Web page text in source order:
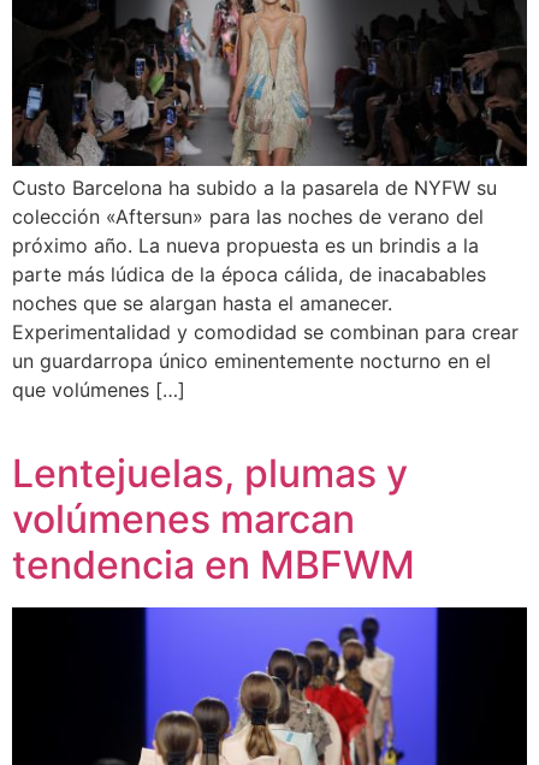
Custo Barcelona ha subido a la pasarela de NYFW su
colección «Aftersun» para las noches de verano del
próximo año. La nueva propuesta es un brindis a la
parte más lúdica de la época cálida, de inacabables
noches que se alargan hasta el amanecer.
Experimentalidad y comodidad se combinan para crear
un guardarropa único eminentemente nocturno en el
que volúmenes […]
Lentejuelas, plumas y
volúmenes marcan
tendencia en MBFWM